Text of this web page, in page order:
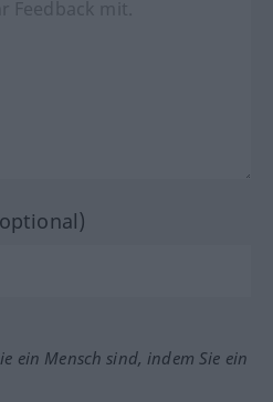
ein Mensch sind, indem Sie ein